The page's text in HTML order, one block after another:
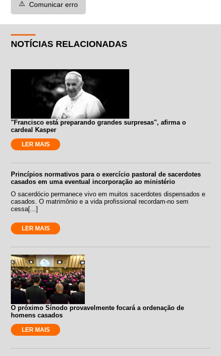
⚠️ Comunicar erro
NOTÍCIAS RELACIONADAS
"Francisco está preparando grandes surpresas", afirma o
cardeal Kasper
LER MAIS
Princípios normativos para o exercício pastoral de sacerdotes
casados em uma eventual incorporação ao ministério
O sacerdócio permanece vivo em muitos sacerdotes dispensados e
casados. O matrimônio e a vida profissional recordam-no sem
cessa[...]
LER MAIS
O próximo Sínodo provavelmente focará a ordenação de
homens casados
LER MAIS